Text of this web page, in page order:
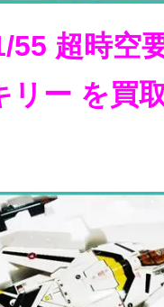
55 超時空
リー を買